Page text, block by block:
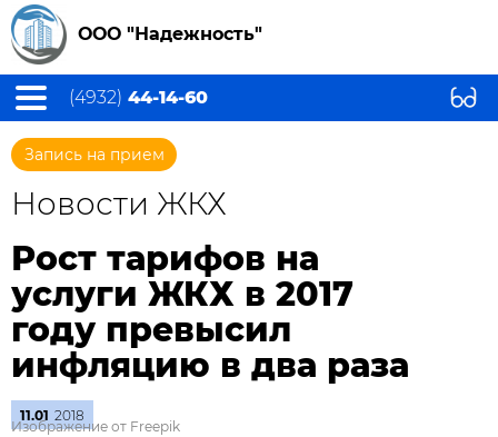
ООО "Надежность"
(4932) 44-14-60
Запись на прием
Новости ЖКХ
Рост тарифов на
услуги ЖКХ в 2017
году превысил
инфляцию в два раза
11.01 2018
Изображение от Freepik